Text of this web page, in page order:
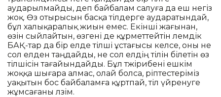
аударылмайды, деп байбалам салуға да еш негіз
жоқ. Өз отырысын басқа тілдерге аударатындай,
бұл халықаралық жиын емес. Екінші жағынан,
өзін сыйлайтын, өзгені де құрметтейтін әлемдік
БАҚ-тар да бір елде тілші ұстағысы келсе, оны не
сол елден таңдайды, не сол елдің тілін білетін өз
тілшісін тағайындайды. Бұл тәжірибені ешкім
жоққа шығара алмас, олай болса, әріптестеріміз
уақытын бос байбаламға құртпай, тіл үйренуге
жұмсағаны ләзім.